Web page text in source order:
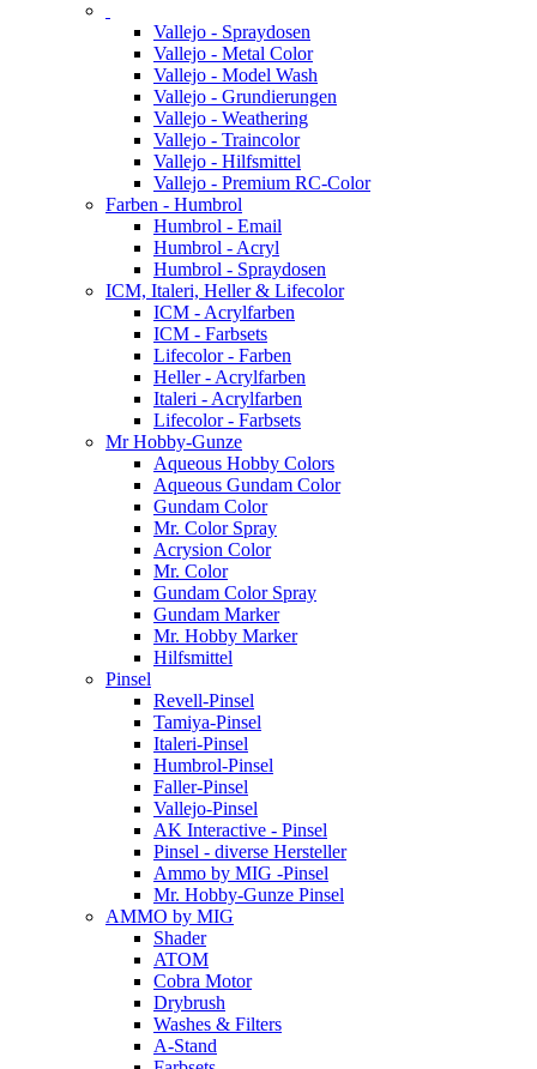
Vallejo - Spraydosen
Vallejo - Metal Color
Vallejo - Model Wash
Vallejo - Grundierungen
Vallejo - Weathering
Vallejo - Traincolor
Vallejo - Hilfsmittel
Vallejo - Premium RC-Color
Farben - Humbrol
Humbrol - Email
Humbrol - Acryl
Humbrol - Spraydosen
ICM, Italeri, Heller & Lifecolor
ICM - Acrylfarben
ICM - Farbsets
Lifecolor - Farben
Heller - Acrylfarben
Italeri - Acrylfarben
Lifecolor - Farbsets
Mr Hobby-Gunze
Aqueous Hobby Colors
Aqueous Gundam Color
Gundam Color
Mr. Color Spray
Acrysion Color
Mr. Color
Gundam Color Spray
Gundam Marker
Mr. Hobby Marker
Hilfsmittel
Pinsel
Revell-Pinsel
Tamiya-Pinsel
Italeri-Pinsel
Humbrol-Pinsel
Faller-Pinsel
Vallejo-Pinsel
AK Interactive - Pinsel
Pinsel - diverse Hersteller
Ammo by MIG -Pinsel
Mr. Hobby-Gunze Pinsel
AMMO by MIG
Shader
ATOM
Cobra Motor
Drybrush
Washes & Filters
A-Stand